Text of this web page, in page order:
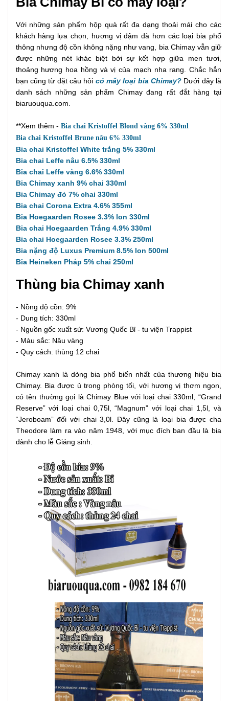
Với những sản phẩm hộp quà rất đa dạng thoải mái cho các
khách hàng lựa chọn, hương vị đậm đà hơn các loại bia phổ
thông nhưng độ cồn không nặng như vang, bia Chimay vẫn giữ
được những nét khác biệt bởi sự kết hợp giữa men tươi,
thoảng hương hoa hồng và vị của mạch nha rang. Chắc hẳn
bạn cũng từ đặt câu hỏi có mấy loại bia Chimay?Dưới đây là
danh sách những sản phẩm Chimay đang rất đắt hàng tại
biaruouqua.com.
**Xem thêm - Bia chai Kristoffel Blond vàng 6% 330ml
Bia chai Kristoffel Brune nâu 6% 330ml
Bia chai Kristoffel White trắng 5% 330ml
Bia chai Leffe nâu 6.5% 330ml
Bia chai Leffe vàng 6.6% 330ml
Bia Chimay xanh 9% chai 330ml
Bia Chimay đỏ 7% chai 330ml
Bia chai Corona Extra 4.6% 355ml
Bia Hoegaarden Rosee 3.3% lon 330ml
Bia chai Hoegaarden Trắng 4.9% 330ml
Bia chai Hoegaarden Rosee 3.3% 250ml
Bia nặng độ Luxus Premium 8.5% lon 500ml
Bia Heineken Pháp 5% chai 250ml
Thùng bia Chimay xanh
- Nồng độ cồn: 9%
- Dung tích: 330ml
- Nguồn gốc xuất sứ: Vương Quốc Bỉ - tu viện Trappist
- Màu sắc: Nâu vàng
- Quy cách: thùng 12 chai
Chimay xanh là dòng bia phổ biến nhất của thương hiệu bia
Chimay. Bia được ủ trong phòng tối, với hương vị thơm ngon,
có tên thường gọi là Chimay Blue với loại chai 330ml, “Grand
Reserve” với loại chai 0,75l, “Magnum” với loại chai 1,5l, và
“Jeroboam” đối với chai 3,0l. Đây cũng là loại bia được cha
Theodore làm ra vào năm 1948, với mục đích ban đầu là bia
dành cho lễ Giáng sinh.